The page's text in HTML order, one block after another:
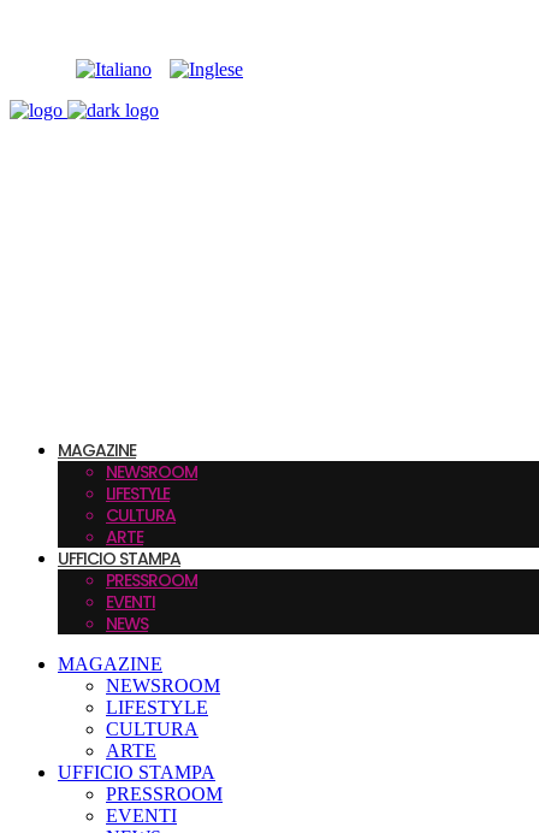
MAGAZINE
NEWSROOM
LIFESTYLE
CULTURA
ARTE
UFFICIO STAMPA
PRESSROOM
EVENTI
NEWS
MAGAZINE
NEWSROOM
LIFESTYLE
CULTURA
ARTE
UFFICIO STAMPA
PRESSROOM
EVENTI